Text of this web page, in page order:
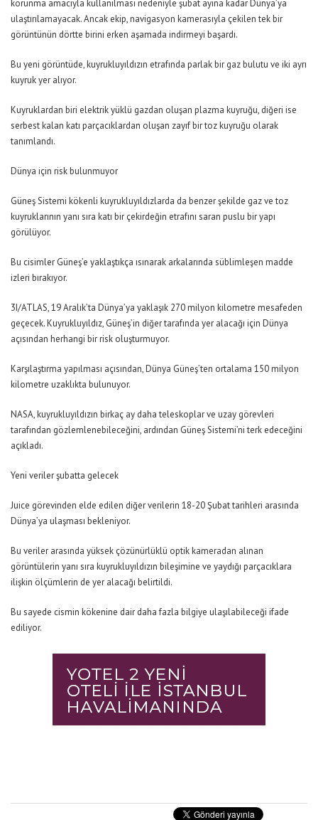
korunma amacıyla kullanılması nedeniyle şubat ayına kadar Dünya’ya
ulaştırılamayacak. Ancak ekip, navigasyon kamerasıyla çekilen tek bir
görüntünün dörtte birini erken aşamada indirmeyi başardı.
Bu yeni görüntüde, kuyrukluyıldızın etrafında parlak bir gaz bulutu ve iki ayrı
kuyruk yer alıyor.
Kuyruklardan biri elektrik yüklü gazdan oluşan plazma kuyruğu, diğeri ise
serbest kalan katı parçacıklardan oluşan zayıf bir toz kuyruğu olarak
tanımlandı.
Dünya için risk bulunmuyor
Güneş Sistemi kökenli kuyrukluyıldızlarda da benzer şekilde gaz ve toz
kuyruklarının yanı sıra katı bir çekirdeğin etrafını saran puslu bir yapı
görülüyor.
Bu cisimler Güneş’e yaklaştıkça ısınarak arkalarında süblimleşen madde
izleri bırakıyor.
3I/ATLAS, 19 Aralık’ta Dünya’ya yaklaşık 270 milyon kilometre mesafeden
geçecek. Kuyrukluyıldız, Güneş’in diğer tarafında yer alacağı için Dünya
açısından herhangi bir risk oluşturmuyor.
Karşılaştırma yapılması açısından, Dünya Güneş’ten ortalama 150 milyon
kilometre uzaklıkta bulunuyor.
NASA, kuyrukluyıldızın birkaç ay daha teleskoplar ve uzay görevleri
tarafından gözlemlenebileceğini, ardından Güneş Sistemi’ni terk edeceğini
açıkladı.
Yeni veriler şubatta gelecek
Juice görevinden elde edilen diğer verilerin 18-20 Şubat tarihleri arasında
Dünya’ya ulaşması bekleniyor.
Bu veriler arasında yüksek çözünürlüklü optik kameradan alınan
görüntülerin yanı sıra kuyrukluyıldızın bileşimine ve yaydığı parçacıklara
ilişkin ölçümlerin de yer alacağı belirtildi.
Bu sayede cismin kökenine dair daha fazla bilgiye ulaşılabileceği ifade
ediliyor.